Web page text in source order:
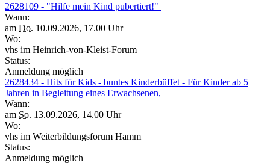
2628109 - "Hilfe mein Kind pubertiert!"
Wann:
am Do. 10.09.2026, 17.00 Uhr
Wo:
vhs im Heinrich-von-Kleist-Forum
Status:
Anmeldung möglich
2628434 - Hits für Kids - buntes Kinderbüffet - Für Kinder ab 5
Jahren in Begleitung eines Erwachsenen,
Wann:
am So. 13.09.2026, 14.00 Uhr
Wo:
vhs im Weiterbildungsforum Hamm
Status:
Anmeldung möglich